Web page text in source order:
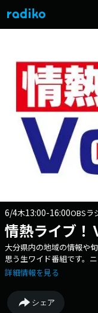
6/4木13:00-16:00OBSラ
情熱ライブ
大分県内の地域の情報や
思う生ワイド番組です。
ーが県内各地のHOTな情
詳細情報を見る
シェア